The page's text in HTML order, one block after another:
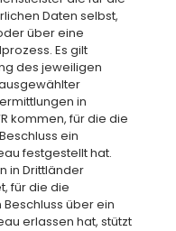
Daten selbst,
über eine
Es gilt
des jeweiligen
in
kommen, für die die
ein
festgestellt hat.
in Drittländer
für die die
über ein
erlassen hat, stützt